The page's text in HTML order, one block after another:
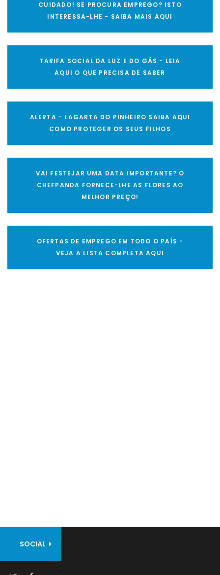
CUIDADO! SE PROCURA EMPREGO? ISTO
INTERESSA-LHE - SAIBA MAIS AQUI
TARIFA SOCIAL DA LUZ E DO GÁS - LEIA
AQUI O QUE PRECISA DE SABER
ALERTA - LAGARTA DO PINHEIRO SAIBA AQUI
COMO PROTEGER OS SEUS FILHOS
VAI FESTEJAR UMA DATA IMPORTANTE? O
CHEFPANDA FORNECE-LHE AS FLORES AO
MELHOR PREÇO!
OFERTAS DE EMPREGO EM TODO O PAÍS -
VEJA A LISTA COMPLETA AQUI
SOCIAL